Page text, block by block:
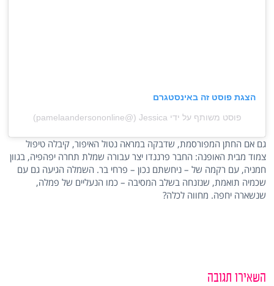
הצגת פוסט זה באינסטגרם
פוסט משותף על ידי ‏‎Jessica‎‏ (@‏‎pamelaandersononline‎‏)
גם אם החתן המפורסמת, שדבקה במראה נטול האיפור, קיבלה טיפול
צמוד מבית האופנה: החבר פרננדו יצר עבורה שמלת תחרה יפהפיה, בגוון
חמניה, עם רקמה של – ניחשתם נכון – פרחי בר. השמלה הגיעה גם עם
שכמיה תואמת, שנזנחה בשלב המסיבה – כמו הנעליים של פמלה,
שנשארה יחפה. מחווה לכלה?
השאירו תגובה